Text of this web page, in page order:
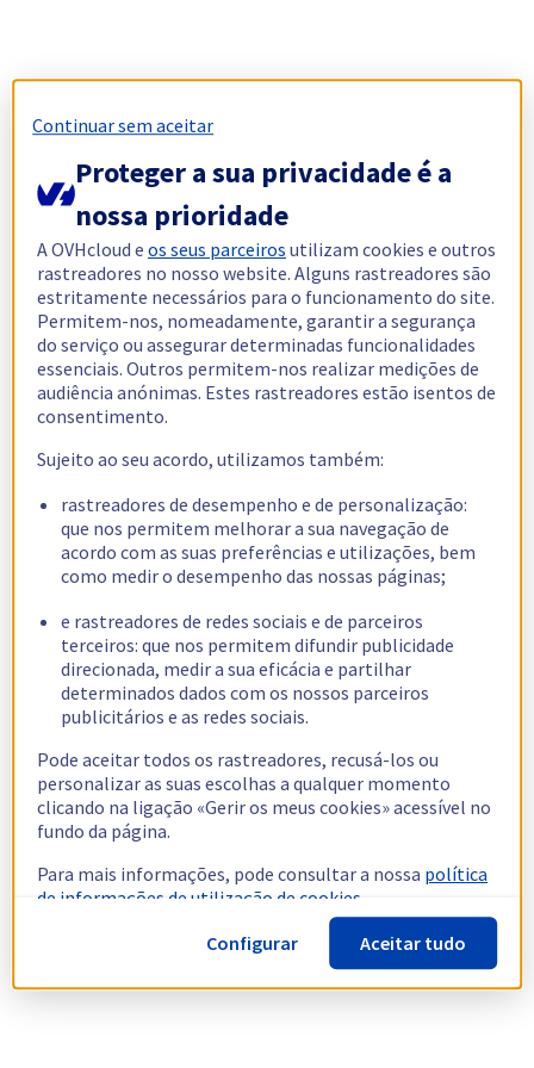
Continuar sem aceitar
Proteger a sua privacidade é a
nossa prioridade
A OVHcloud eos seus parceiros utilizam cookies e outros
rastreadores no nosso website. Alguns rastreadores são
estritamente necessários para o funcionamento do site.
Permitem-nos, nomeadamente, garantir a segurança
do serviço ou assegurar determinadas funcionalidades
essenciais. Outros permitem-nos realizar medições de
audiência anónimas. Estes rastreadores estão isentos de
consentimento.
Sujeito ao seu acordo, utilizamos também:
rastreadores de desempenho e de personalização:
que nos permitem melhorar a sua navegação de
acordo com as suas preferências e utilizações, bem
como medir o desempenho das nossas páginas;
e rastreadores de redes sociais e de parceiros
terceiros: que nos permitem difundir publicidade
direcionada, medir a sua eficácia e partilhar
determinados dados com os nossos parceiros
publicitários e as redes sociais.
Pode aceitar todos os rastreadores, recusá-los ou
personalizar as suas escolhas a qualquer momento
clicando na ligação «Gerir os meus cookies» acessível no
fundo da página.
Para mais informações, pode consultar a nossa política
de informações de utilização de cookies.
Configurar
Aceitar tudo